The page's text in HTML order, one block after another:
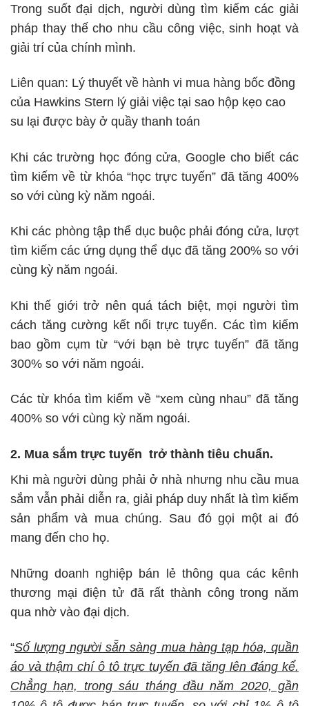
Trong suốt đại dịch, người dùng tìm kiếm các giải
pháp thay thế cho nhu cầu công việc, sinh hoạt và
giải trí của chính mình.
Liên quan: Lý thuyết về hành vi mua hàng bốc đồng
của Hawkins Stern lý giải việc tại sao hộp kẹo cao
su lại được bày ở quầy thanh toán
Khi các trường học đóng cửa, Google cho biết các
tìm kiếm về từ khóa “học trực tuyến” đã tăng 400%
so với cùng kỳ năm ngoái.
Khi các phòng tập thể dục buộc phải đóng cửa, lượt
tìm kiếm các ứng dụng thể dục đã tăng 200% so với
cùng kỳ năm ngoái.
Khi thế giới trở nên quá tách biệt, mọi người tìm
cách tăng cường kết nối trực tuyến. Các tìm kiếm
bao gồm cụm từ “với bạn bè trực tuyến” đã tăng
300% so với năm ngoái.
Các từ khóa tìm kiếm về “xem cùng nhau” đã tăng
400% so với cùng kỳ năm ngoái.
2. Mua sắm trực tuyến trở thành tiêu chuẩn.
Khi mà người dùng phải ở nhà nhưng nhu cầu mua
sắm vẫn phải diễn ra, giải pháp duy nhất là tìm kiếm
sản phẩm và mua chúng. Sau đó gọi một ai đó
mang đến cho họ.
Những doanh nghiệp bán lẻ thông qua các kênh
thương mại điện tử đã rất thành công trong năm
qua nhờ vào đại dịch.
“Số lượng người sẵn sàng mua hàng tạp hóa, quần
áo và thậm chí ô tô trực tuyến đã tăng lên đáng kể.
Chẳng hạn, trong sáu tháng đầu năm 2020, gần